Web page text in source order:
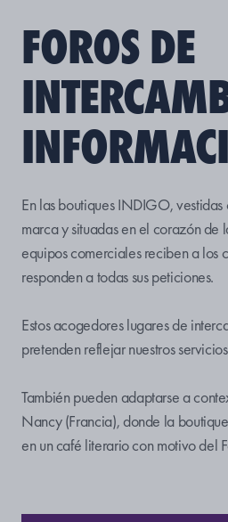
FOROS DE
En las boutiques INDIGO,
marca y situadas en el corazón de
equipos comerciales reciben a los
responden a todas sus peticiones.
Estos acogedores lugares de
pretenden reflejar nuestros
También pueden adaptarse a
Nancy (Francia), donde la
en un café literario con motivo del